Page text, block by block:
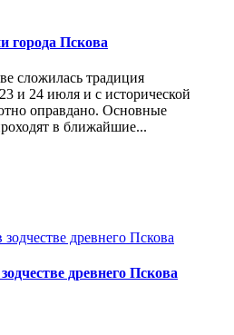
города Пскова
сложилась традиция
и 24 июля и с исторической
оправдано. Основные
в ближайшие...
древнего Пскова